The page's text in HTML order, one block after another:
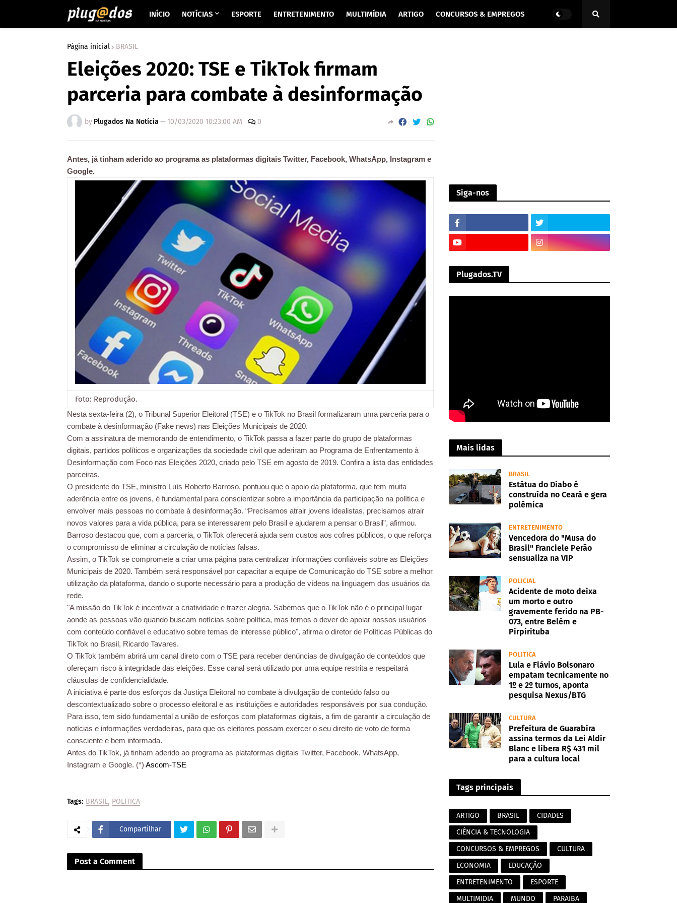
INÍCIO NOTÍCIAS ESPORTE ENTRETENIMENTO MULTIMÍDIA ARTIGO CONCURSOS & EMPREGOS
Página inicial BRASIL
Eleições 2020: TSE e TikTok firmam
parceria para combate à desinformação
by Plugados Na Notícia — 10/03/2020 10:23:00 AM 0
Antes, já tinham aderido ao programa as plataformas digitais Twitter, Facebook, WhatsApp, Instagram e
Google.
Foto: Reprodução.
Nesta sexta-feira (2), o Tribunal Superior Eleitoral (TSE) e o TikTok no Brasil formalizaram uma parceria para o
combate à desinformação (Fake news) nas Eleições Municipais de 2020.
Com a assinatura de memorando de entendimento, o TikTok passa a fazer parte do grupo de plataformas
digitais, partidos políticos e organizações da sociedade civil que aderiram ao Programa de Enfrentamento à
Desinformação com Foco nas Eleições 2020, criado pelo TSE em agosto de 2019. Confira a lista das entidades
parceiras.
O presidente do TSE, ministro Luís Roberto Barroso, pontuou que o apoio da plataforma, que tem muita
aderência entre os jovens, é fundamental para conscientizar sobre a importância da participação na política e
envolver mais pessoas no combate à desinformação. “Precisamos atrair jovens idealistas, precisamos atrair
novos valores para a vida pública, para se interessarem pelo Brasil e ajudarem a pensar o Brasil”, afirmou.
Barroso destacou que, com a parceria, o TikTok oferecerá ajuda sem custos aos cofres públicos, o que reforça
o compromisso de eliminar a circulação de notícias falsas.
Assim, o TikTok se compromete a criar uma página para centralizar informações confiáveis sobre as Eleições
Municipais de 2020. Também será responsável por capacitar a equipe de Comunicação do TSE sobre a melhor
utilização da plataforma, dando o suporte necessário para a produção de vídeos na linguagem dos usuários da
rede.
"A missão do TikTok é incentivar a criatividade e trazer alegria. Sabemos que o TikTok não é o principal lugar
aonde as pessoas vão quando buscam notícias sobre política, mas temos o dever de apoiar nossos usuários
com conteúdo confiável e educativo sobre temas de interesse público", afirma o diretor de Políticas Públicas do
TikTok no Brasil, Ricardo Tavares.
O TikTok também abrirá um canal direto com o TSE para receber denúncias de divulgação de conteúdos que
ofereçam risco à integridade das eleições. Esse canal será utilizado por uma equipe restrita e respeitará
cláusulas de confidencialidade.
A iniciativa é parte dos esforços da Justiça Eleitoral no combate à divulgação de conteúdo falso ou
descontextualizado sobre o processo eleitoral e as instituições e autoridades responsáveis por sua condução.
Para isso, tem sido fundamental a união de esforços com plataformas digitais, a fim de garantir a circulação de
notícias e informações verdadeiras, para que os eleitores possam exercer o seu direito de voto de forma
consciente e bem informada.
Antes do TikTok, já tinham aderido ao programa as plataformas digitais Twitter, Facebook, WhatsApp,
Instagram e Google. (*) Ascom-TSE
Tags: BRASIL POLITICA
Compartilhar
Post a Comment
Siga-nos
Plugados.TV
Mais lidas
BRASIL
Estátua do Diabo é
construída no Ceará e gera
polêmica
ENTRETENIMENTO
Vencedora do "Musa do
Brasil" Franciele Perão
sensualiza na VIP
POLICIAL
Acidente de moto deixa
um morto e outro
gravemente ferido na PB-
073, entre Belém e
Pirpirituba
POLITICA
Lula e Flávio Bolsonaro
empatam tecnicamente no
1º e 2º turnos, aponta
pesquisa Nexus/BTG
CULTURA
Prefeitura de Guarabira
assina termos da Lei Aldir
Blanc e libera R$ 431 mil
para a cultura local
Tags principais
ARTIGO BRASIL
CIDADES
CIÊNCIA & TECNOLOGIA
CONCURSOS & EMPREGOS
CULTURA
ECONOMIA
EDUCAÇÃO
ENTRETENIMENTO
ESPORTE
MULTIMIDIA
MUNDO
PARAIBA